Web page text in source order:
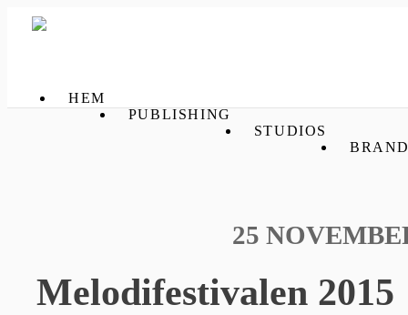
HEM
PUBLISHING
STUDIOS
25
Melodifestivalen 2015